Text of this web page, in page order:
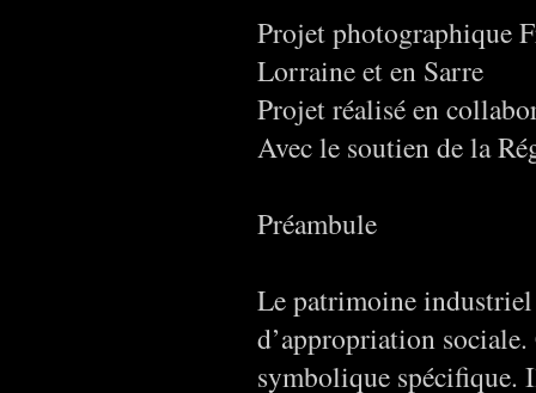
Projet photographique
Lorraine et en Sarre
Projet réalisé en
Avec le soutien de la
Préambule
Le patrimoine
d’appropriation
symbolique spécifique.